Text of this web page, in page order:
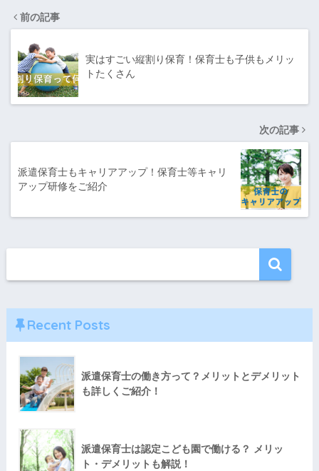
前の記事
実はすごい縦割り保育！保育士も子供もメリッ
トたくさん
次の記事
派遣保育士もキャリアアップ！保育士等キャリ
アップ研修をご紹介
Recent Posts
派遣保育士の働き方って？メリットとデメリット
も詳しくご紹介！
派遣保育士は認定こども園で働ける？ メリッ
ト・デメリットも解説！